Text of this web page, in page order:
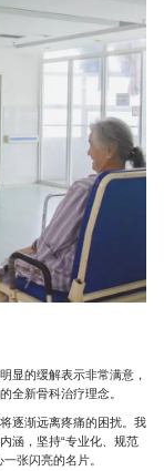
的缓解表示非常满意，
全新骨科治疗理念。
逐渐远离疼痛的困扰。我
涵，坚持“专业化、规范
张闪亮的名片。